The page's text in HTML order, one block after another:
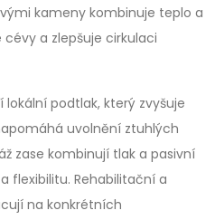
kameny kombinuje teplo a
a zlepšuje cirkulaci
podtlak, který zvyšuje
uvolnění ztuhlých
zase kombinují tlak a pasivní
flexibilitu. Rehabilitační a
na konkrétních